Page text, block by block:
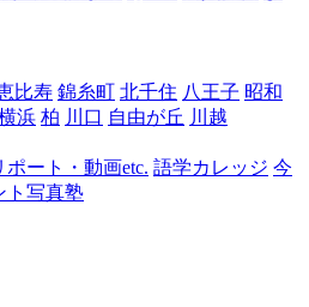
口
比寿 錦糸町 北千住 八王子 昭和
浜 柏 川口 自由が丘 川越
ポート・動画etc. 語学カレッジ 今
ト写真塾